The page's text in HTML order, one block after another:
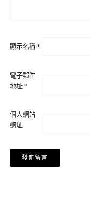
顯示名稱 *
電子郵件
地址 *
個人網站
網址